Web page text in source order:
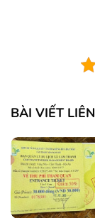
BÀI VIẾT